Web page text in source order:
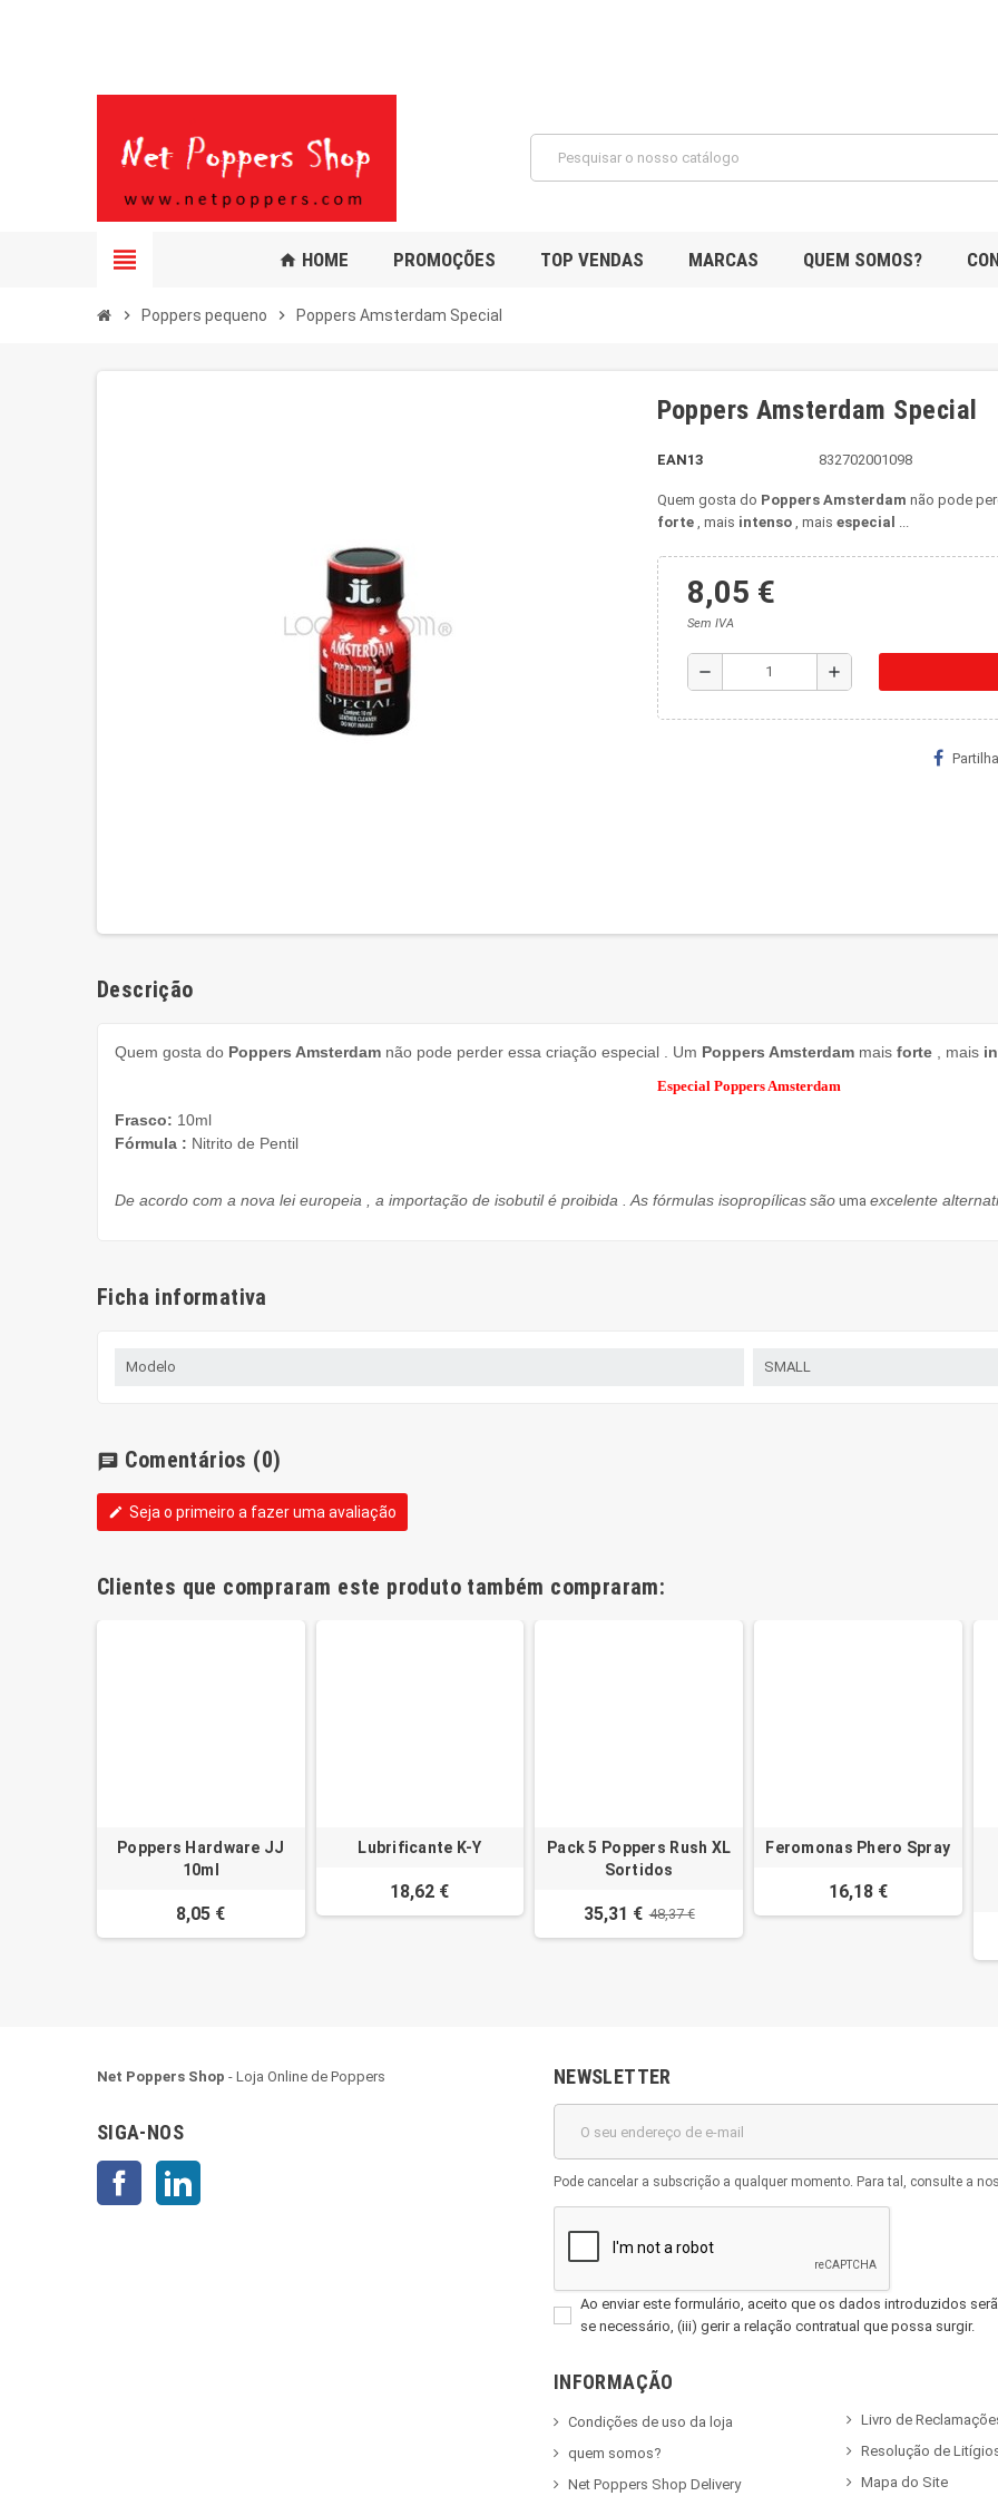
view_headline home HOME PROMOÇÕES TOP VENDAS MARCAS QUEM SOMOS?
chevron_right Poppers pequeno chevron_right Poppers Amsterdam Special
Poppers Amsterdam Special
EAN13 832702001098
Quem gosta do Poppers Amsterdam não pode
forte, mais intenso, mais especial
8,05 €
Sem IVA
remove add
Descrição
Quem gosta do Poppers Amsterdam não pode perder essa criação especial Um Poppers Amsterdam mais forte , mais
Especial Poppers Amsterdam
Frasco: 10ml
Fórmula : Nitrito de Pentil
De acordo com a nova lei europeia a importação de isobutil é proibida As fórmulas isopropílicassão uma excelente
Ficha informativa
Modelo SMALL
chat Comentários (0)
edit Seja o primeiro a fazer uma avaliação
Clientes que compraram este produto também compraram:
Poppers Hardware JJ
10ml
8,05 €
Lubrificante K-Y
18,62 €
Pack 5 Poppers Rush XL
Sortidos
35,31 € 48,37 €
Feromonas Phero Spray
16,18 €
Net Poppers Shop - Loja Online de Poppers
SIGA-NOS
Facebook
NEWSLETTER
Pode cancelar a subscrição a qualquer momento. Para tal, consulte a
Ao enviar este formulário, aceito que os dados introduzidos
se necessário, (iii) gerir a relação contratual que possa surgir.
INFORMAÇÃO
Condições de uso da loja
quem somos?
Net Poppers Shop Delivery
Livro de
Resolução de
Mapa do Site